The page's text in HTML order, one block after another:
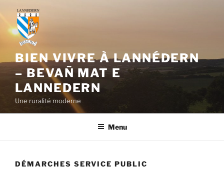
contenu
principal
BIEN VIVRE À LANNÉDERN
– BEVAÑ MAT E
LANNEDERN
Une ruralité moderne
Menu
DÉMARCHES SERVICE PUBLIC